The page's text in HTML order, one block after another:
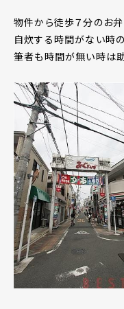
物件から徒歩７分のお
自炊する時間がない時
筆者も時間が無い時は